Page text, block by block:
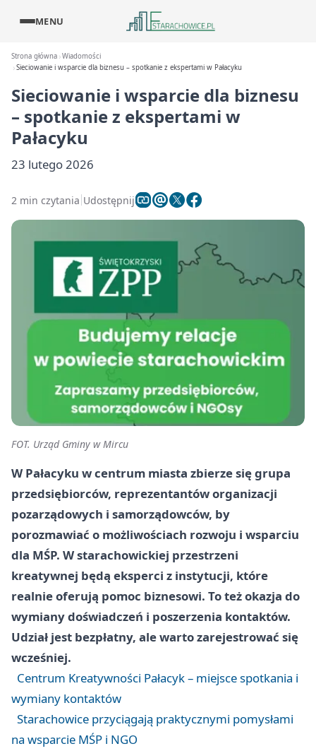
MENU
Strona główna Wiadomości
Sieciowanie i wsparcie dla biznesu – spotkanie z ekspertami w Pałacyku
Sieciowanie i wsparcie dla biznesu
– spotkanie z ekspertami w
Pałacyku
23 lutego 2026
2 min czytania Udostępnij
FOT. Urząd Gminy w Mircu
W Pałacyku w centrum miasta zbierze się grupa
przedsiębiorców, reprezentantów organizacji
pozarządowych i samorządowców, by
porozmawiać o możliwościach rozwoju i wsparciu
dla MŚP. W starachowickiej przestrzeni
kreatywnej będą eksperci z instytucji, które
realnie oferują pomoc biznesowi. To też okazja do
wymiany doświadczeń i poszerzenia kontaktów.
Udział jest bezpłatny, ale warto zarejestrować się
wcześniej.
Centrum Kreatywności Pałacyk – miejsce spotkania i
wymiany kontaktów
Starachowice przyciągają praktycznymi pomysłami
na wsparcie MŚP i NGO